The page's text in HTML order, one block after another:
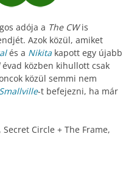
adója a The CWis
Azok közül, amiket
és a Nikita kapott egy újabb
évad közben kihullott csak
közül semmi nem
Smallville-t befejezni, ha már
Circle + The Frame,